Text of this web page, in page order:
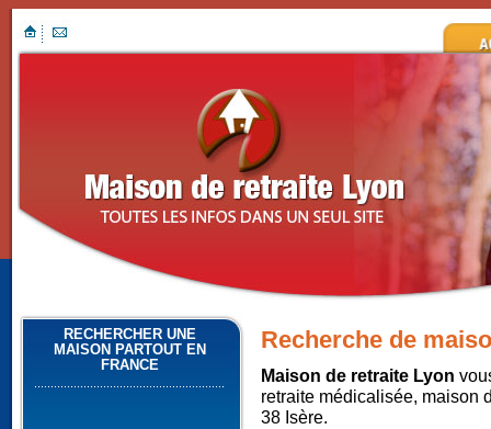
RECHERCHER UNE
MAISON PARTOUT EN
FRANCE
Recherche de
Maison de retraite Lyon
retraite médicalisée, maison
38 Isère.